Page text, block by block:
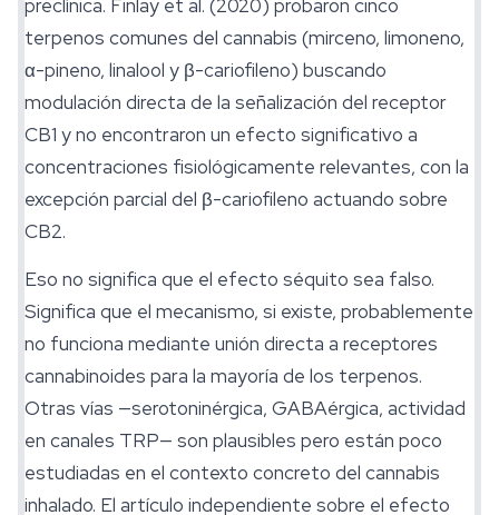
preclínica. Finlay et al. (2020) probaron cinco
terpenos comunes del cannabis (mirceno, limoneno,
α-pineno, linalool y β-cariofileno) buscando
modulación directa de la señalización del receptor
CB1 y no encontraron un efecto significativo a
concentraciones fisiológicamente relevantes, con la
excepción parcial del β-cariofileno actuando sobre
CB2.
Eso no significa que el efecto séquito sea falso.
Significa que el mecanismo, si existe, probablemente
no funciona mediante unión directa a receptores
cannabinoides para la mayoría de los terpenos.
Otras vías —serotoninérgica, GABAérgica, actividad
en canales TRP— son plausibles pero están poco
estudiadas en el contexto concreto del cannabis
inhalado. El artículo independiente sobre el efecto